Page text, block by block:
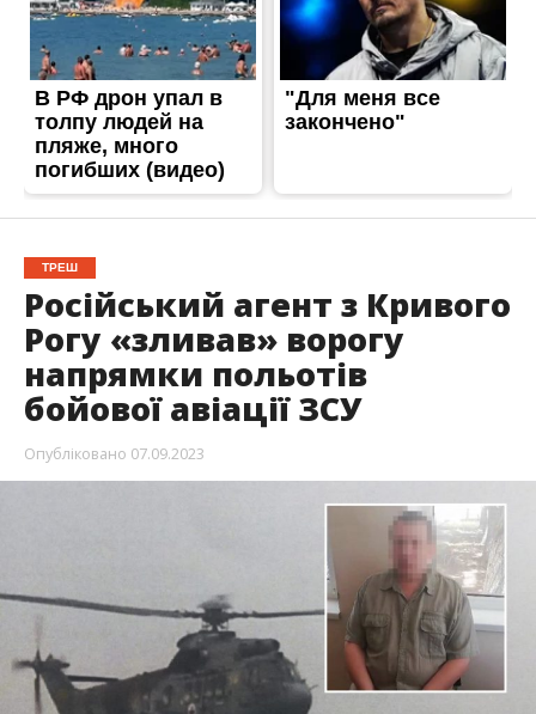
ТРЕШ
Російський агент з Кривого
Рогу «зливав» ворогу
напрямки польотів
бойової авіації ЗСУ
Опубліковано 07.09.2023